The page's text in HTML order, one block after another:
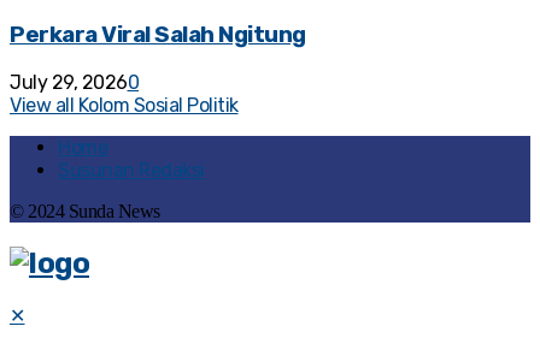
Perkara Viral Salah Ngitung
July 29, 20260
View all Kolom Sosial Politik
Home
Susunan Redaksi
© 2024 Sunda News
✕